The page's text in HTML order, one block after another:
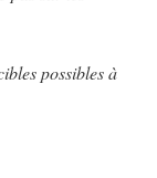
possibles à